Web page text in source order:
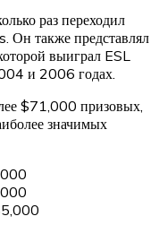
раз переходил
Он также представлял
выиграл ESL
и 2006 годах.
$71,000 призовых,
значимых